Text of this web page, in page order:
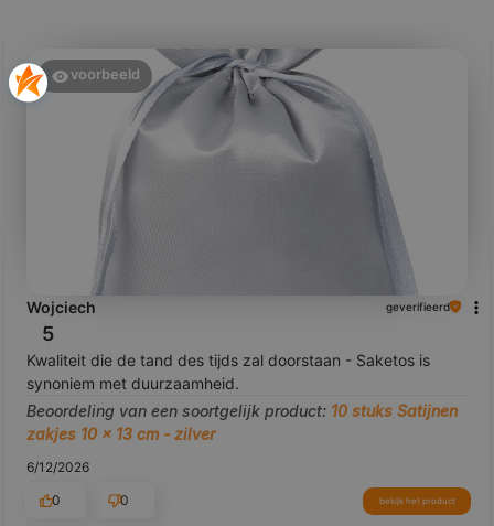
voorbeeld
Wojciech geverifieerd
5
Kwaliteit die de tand des tijds zal doorstaan - Saketos is
synoniem met duurzaamheid.
Beoordeling van een soortgelijk product: 10 stuks Satijnen
zakjes 10 x 13 cm - zilver
6/12/2026
0
0 bekijk het product